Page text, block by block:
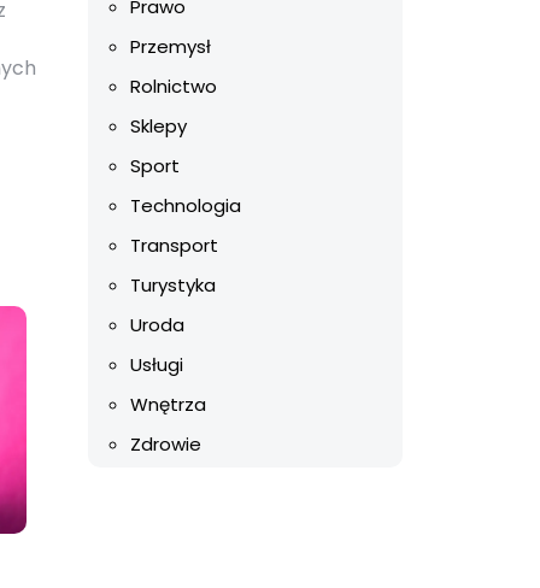
Prawo
Przemysł
Rolnictwo
Sklepy
Sport
Technologia
Transport
Turystyka
Uroda
Usługi
Wnętrza
Zdrowie